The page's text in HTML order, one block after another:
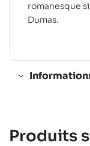
romanesque
Dumas.
Produits